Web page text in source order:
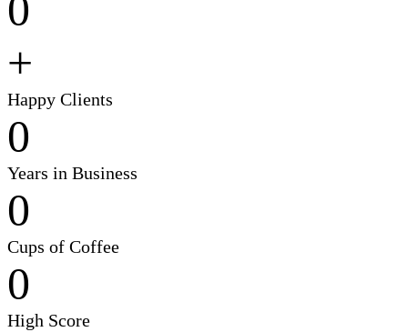
+
Happy Clients
0
Years in Business
0
Cups of Coffee
0
High Score